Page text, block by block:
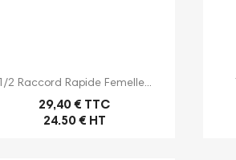
Aperçu rapide
1/2 Raccord Rapide Femelle...
29,40 € TTC
24.50 € HT